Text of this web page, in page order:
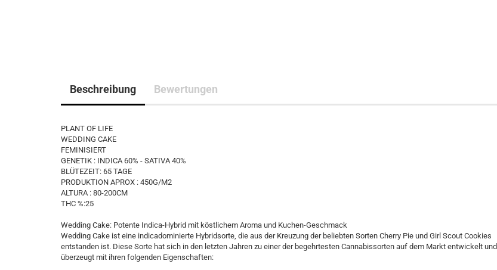
Beschreibung Bewertungen
PLANT OF LIFE
WEDDING CAKE
FEMINISIERT
GENETIK : INDICA 60% - SATIVA 40%
BLÜTEZEIT: 65 TAGE
PRODUKTION APROX : 450G/M2
ALTURA : 80-200CM
THC %:25
Wedding Cake: Potente Indica-Hybrid mit köstlichem Aroma und Kuchen-Geschmack
Wedding Cake ist eine indicadominierte Hybridsorte, die aus der Kreuzung der beliebten Sorten Cherry Pie und Girl Scout Cookies
entstanden ist. Diese Sorte hat sich in den letzten Jahren zu einer der begehrtesten Cannabissorten auf dem Markt entwickelt und
überzeugt mit ihren folgenden Eigenschaften: